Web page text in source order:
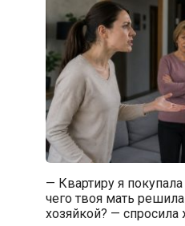
— Квартиру я
чего твоя мать
хозяйкой? — спросила